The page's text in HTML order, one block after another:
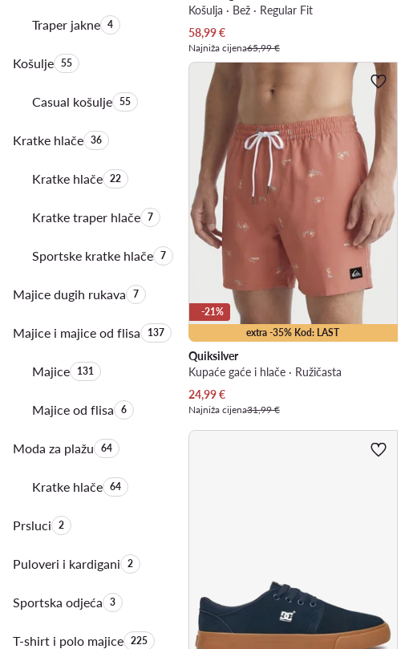
Traper jakneKoličina proizvoda:
4
KošuljeKoličina proizvoda:
55
Casual košuljeKoličina proizvoda:
55
Kratke hlačeKoličina proizvoda:
36
Kratke hlačeKoličina proizvoda:
22
Kratke traper hlačeKoličina proizvoda:
7
Sportske kratke hlačeKoličina proizvoda:
7
Majice dugih rukavaKoličina proizvoda:
7
Majice i majice od flisaKoličina proizvoda:
137
MajiceKoličina proizvoda:
131
Majice od flisaKoličina proizvoda:
6
Moda za plažuKoličina proizvoda:
64
Kratke hlačeKoličina proizvoda:
64
PrsluciKoličina proizvoda:
2
Puloveri i kardiganiKoličina proizvoda:
2
Sportska odjećaKoličina proizvoda:
3
T-shirt i polo majiceKoličina proizvoda:
225
Košulja · Bež · Regular Fit
Trenutna cijena
58,99€
Najniža cijena65,99 €
extra -35% Kod: LAST
-21%
Quiksilver
Kupaće gaće i hlače · Ružičasta
Trenutna cijena
24,99€
Najniža cijena31,99 €